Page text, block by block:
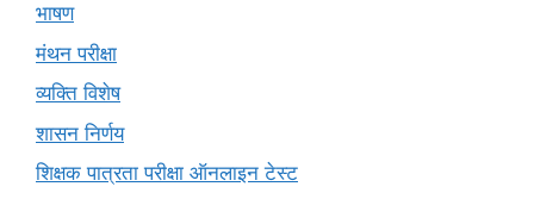
भाषण
मंथन परीक्षा
व्यक्ति विशेष
शासन निर्णय
शिक्षक पात्रता परीक्षा ऑनलाइन टेस्ट